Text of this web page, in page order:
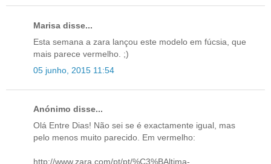
Marisa disse...
Esta semana a zara lançou este modelo em fúcsia, que
mais parece vermelho. ;)
05 junho, 2015 11:54
Anónimo disse...
Olá Entre Dias! Não sei se é exactamente igual, mas
pelo menos muito parecido. Em vermelho:
http://www.zara.com/pt/pt/%C3%BAltima-